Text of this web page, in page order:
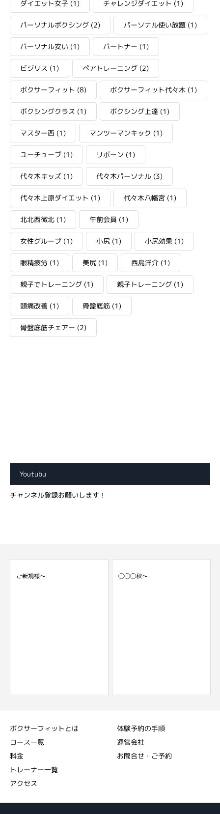
ダイエット女子 (1) チャレンジダイエット (1)
パーソナルボクシング (2) パーソナル使い放題 (1)
パーソナル安い (1) パートナー (1)
ビジリス (1) ペアトレーニング (2)
ボクサーフィット (8) ボクサーフィット代々木 (1)
ボクシングクラス (1) ボクシング上達 (1)
マスター西 (1) マンツーマンキック (1)
ユーチューブ (1) リボーン (1)
代々木キッズ (1) 代々木パーソナル (3)
代々木上原ダイエット (1) 代々木八幡宮 (1)
北北西微北 (1) 午前会員 (1)
女性グループ (1) 小尻 (1) 小尻効果 (1)
眼精疲労 (1) 美尻 (1) 西島洋介 (1)
親子でトレーニング (1) 親子トレーニング (1)
頭痛改善 (1) 骨盤底筋 (1)
骨盤底筋チェアー (2)
Youtubu
チャンネル登録お願いします！
ご新規様～ ◯◯◯秋～
ボクサーフィットとは
コース一覧
料金
トレーナー一覧
アクセス
体験予約の手順
運営会社
お問合せ・ご予約